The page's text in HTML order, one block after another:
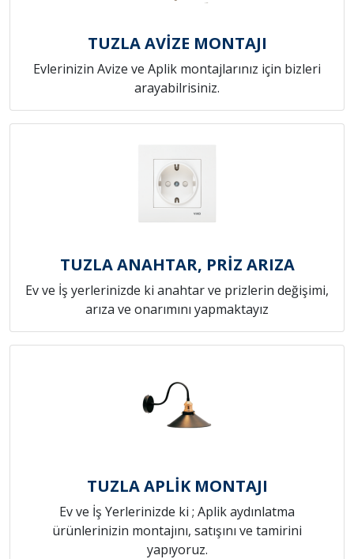
TUZLA AVİZE MONTAJI
Evlerinizin Avize ve Aplik montajlarınız için bizleri
arayabilrisiniz.
TUZLA ANAHTAR, PRİZ ARIZA
Ev ve İş yerlerinizde ki anahtar ve prizlerin değişimi,
arıza ve onarımını yapmaktayız
TUZLA APLİK MONTAJI
Ev ve İş Yerlerinizde ki ; Aplik aydınlatma
ürünlerinizin montajını, satışını ve tamirini
yapıyoruz.